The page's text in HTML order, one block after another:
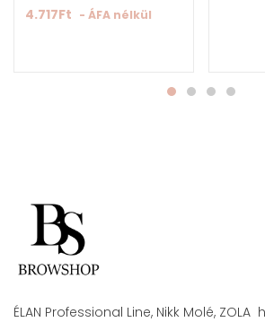
4.717Ft - ÁFA nélkül
ÉLAN Professional Line, Nikk Molé, ZOLA